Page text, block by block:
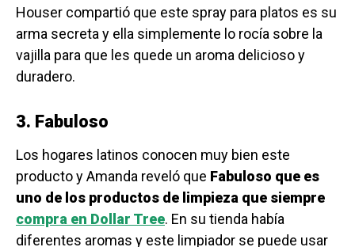
Houser compartió que este spray para platos es su
arma secreta y ella simplemente lo rocía sobre la
vajilla para que les quede un aroma delicioso y
duradero.
3. Fabuloso
Los hogares latinos conocen muy bien este
producto y Amanda reveló que Fabuloso que es
uno de los productos de limpieza que siempre
compra en Dollar Tree. En su tienda había
diferentes aromas y este limpiador se puede usar